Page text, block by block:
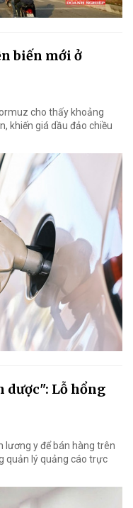
biến mới ở
cho thấy khoảng
khiến giá dầu đảo chiều
dược": Lỗ hổng
lương y để bán hàng trên
quản lý quảng cáo trực